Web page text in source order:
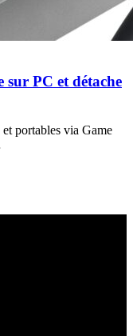
PC et détache
portables via Game